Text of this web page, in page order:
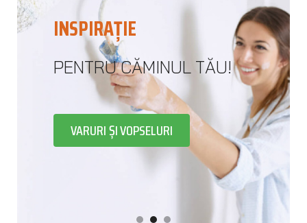
INSPIRAȚIE
PENTRU CĂMINUL TĂU!
VARURI ȘI VOPSELURI